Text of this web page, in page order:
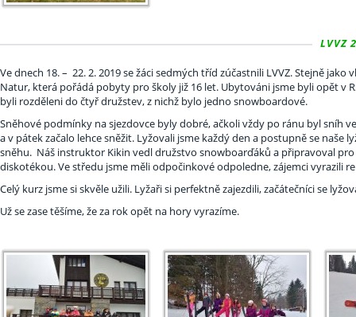
LVVZ
Ve dnech 18. – 22. 2. 2019 se žáci sedmých tříd zúčastnili LVVZ. Stejně
Natur, která pořádá pobyty pro školy již 16 let. Ubytováni jsme byli opět v
byli rozděleni do čtyř družstev, z nichž bylo jedno snowboardové.
Sněhové podmínky na sjezdovce byly dobré, ačkoli vždy po ránu byl sníh
a v pátek začalo lehce sněžit. Lyžovali jsme každý den a postupně se
sněhu. Náš instruktor Kikin vedl družstvo snowboarďáků a připravoval
diskotékou. Ve středu jsme měli odpočinkové odpoledne, zájemci vyrazili
Celý kurz jsme si skvěle užili. Lyžaři si perfektně zajezdili, začátečníci se
Už se zase těšíme, že za rok opět na hory vyrazíme.